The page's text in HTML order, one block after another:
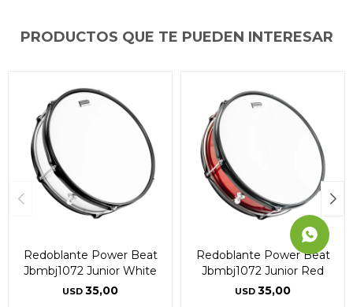
PRODUCTOS QUE TE PUEDEN INTERESAR
Redoblante Power Beat
Jbmbj1072 Junior White
USD 35,00
Redoblante Power Beat
Jbmbj1072 Junior Red
USD 35,00
Continuar
Continuar
Continuar